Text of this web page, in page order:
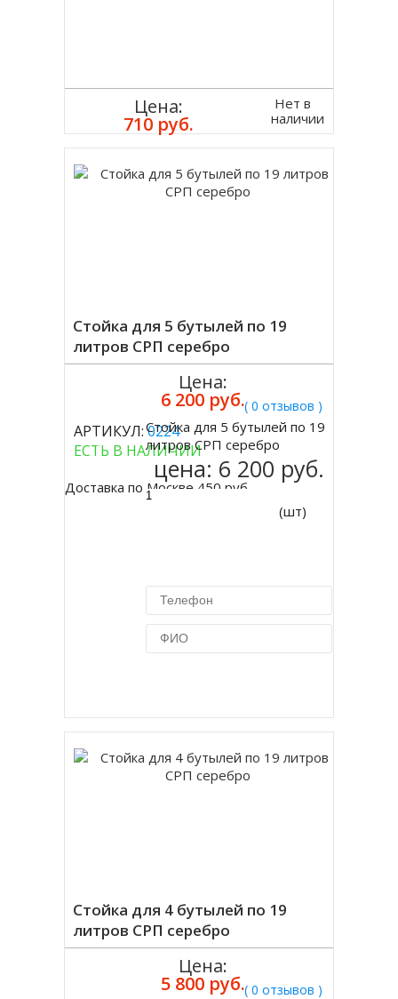
Цена:
710 руб.
Нет в
наличии
Стойка для 5 бутылей по 19
литров СРП серебро
( 0 отзывов )
АРТИКУЛ:0224
ЕСТЬ В НАЛИЧИИ
Доставка по Москве 450 руб.
Цена:
6 200 руб.
Купить
Стойка для 5 бутылей по 19
литров СРП серебро
цена: 6 200 руб.
(шт)
Стойка для 4 бутылей по 19
литров СРП серебро
( 0 отзывов )
Цена:
5 800 руб.